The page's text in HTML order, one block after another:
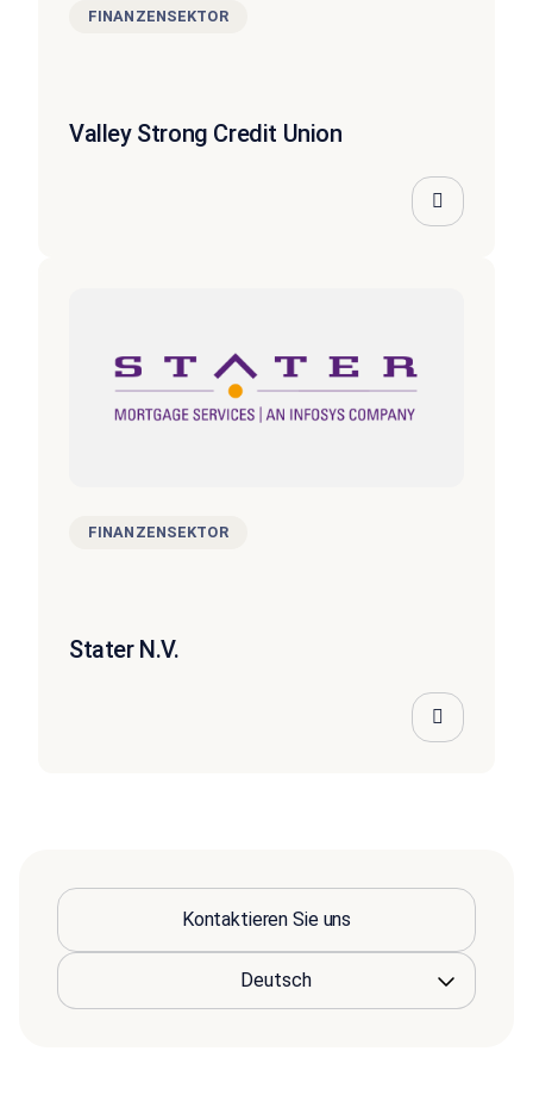
FINANZENSEKTOR
Valley Strong Credit Union
FINANZENSEKTOR
Stater N.V.
Kontaktieren Sie uns